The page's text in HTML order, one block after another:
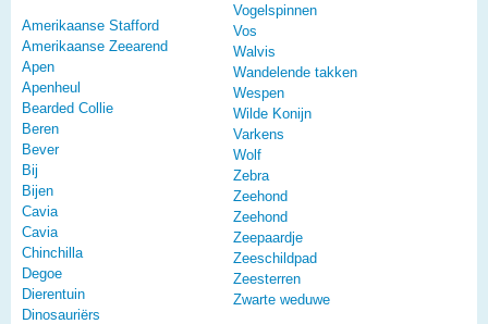
Amerikaanse Stafford
Amerikaanse Zeearend
Apen
Apenheul
Bearded Collie
Beren
Bever
Bij
Bijen
Cavia
Cavia
Chinchilla
Degoe
Dierentuin
Dinosauriërs
Vogelspinnen
Vos
Walvis
Wandelende takken
Wespen
Wilde Konijn
Varkens
Wolf
Zebra
Zeehond
Zeehond
Zeepaardje
Zeeschildpad
Zeesterren
Zwarte weduwe